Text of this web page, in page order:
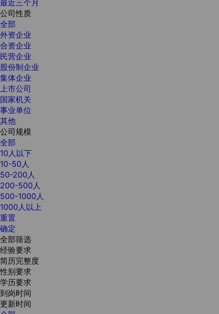
最近三个月
公司性质
全部
外资企业
合资企业
民营企业
股份制企业
集体企业
上市公司
国家机关
事业单位
其他
公司规模
全部
10人以下
10-50人
50-200人
200-500人
500-1000人
1000人以上
重置
确定
全部筛选
经验要求
简历完整度
性别要求
学历要求
到岗时间
更新时间